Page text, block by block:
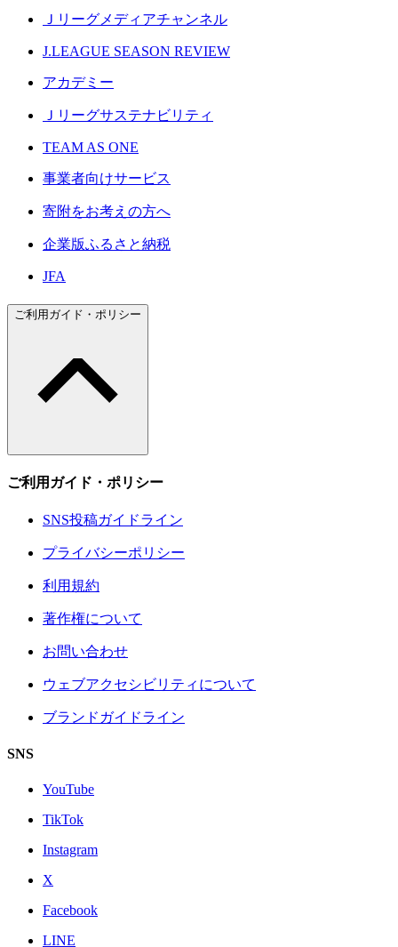
Ｊリーグメディアチャンネル
J.LEAGUE SEASON REVIEW
アカデミー
Ｊリーグサステナビリティ
TEAM AS ONE
事業者向けサービス
寄附をお考えの方へ
企業版ふるさと納税
JFA
ご利用ガイド・ポリシー
ご利用ガイド・ポリシー
SNS投稿ガイドライン
プライバシーポリシー
利用規約
著作権について
お問い合わせ
ウェブアクセシビリティについて
ブランドガイドライン
SNS
YouTube
TikTok
Instagram
X
Facebook
LINE